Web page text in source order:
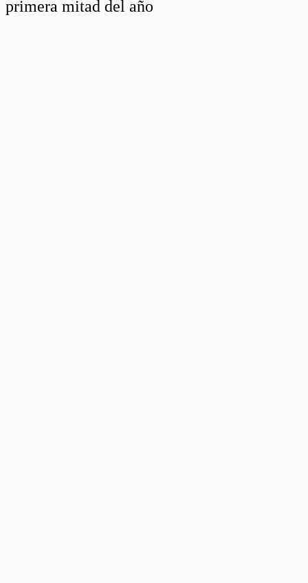
primera mitad del año